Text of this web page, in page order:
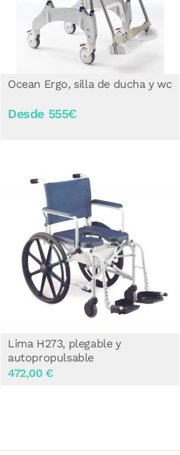
Ocean Ergo, silla de ducha y wc
Desde 555€
Lima H273, plegable y
autopropulsable
472,00 €